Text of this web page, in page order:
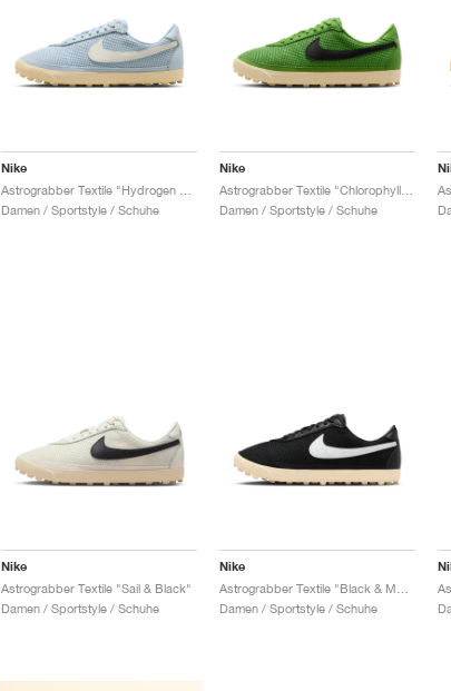
Nike
Damen / Sportstyle / Schuhe
Nike
Astrograbber Textile "Chlorophyll & Black"
Damen / Sportstyle / Schuhe
Nike
Astrograbber Textile "Sail & Black"
Damen / Sportstyle / Schuhe
Nike
Damen / Sportstyle / Schuhe